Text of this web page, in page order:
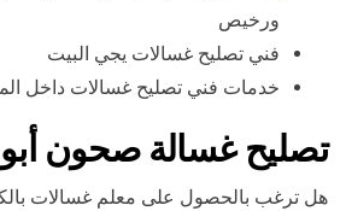
ورخيص
فني تصليح غسالات يجي البيت
خدمات فني تصليح غسالات داخل
تصليح غسالة صحون أبو
هل ترغب بالحصول على معلم غسالات